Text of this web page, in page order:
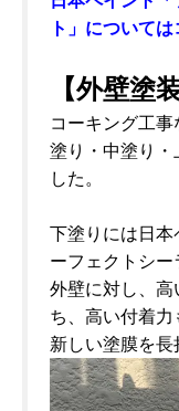
ト」については
【外壁塗装
コーキング工
塗り・中塗り・
した。
下塗りには日
ーフェクトシー
外壁に対し、
ち、高い付着
新しい塗膜を長